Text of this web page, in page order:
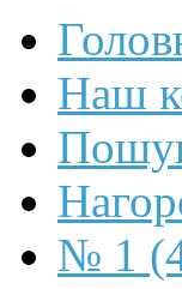
Наш
№ 1